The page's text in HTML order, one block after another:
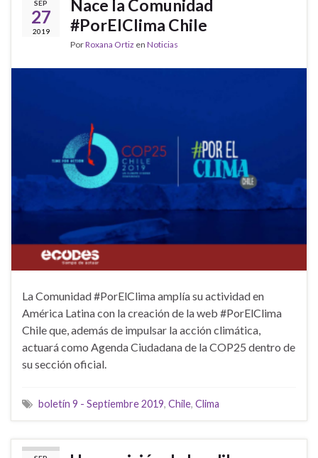
SEP
27
2019
Nace la Comunidad
#PorElClima Chile
PorRoxana Ortiz en Noticias
La Comunidad #PorElClima amplía su actividad en
América Latina con la creación de la web #PorElClima
Chile que, además de impulsar la acción climática,
actuará como Agenda Ciudadana de la COP25 dentro de
su sección oficial.
boletín 9 - Septiembre 2019, Chile, Clima